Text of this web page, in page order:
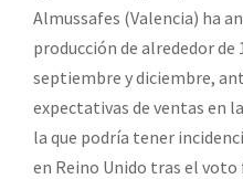
Almussafes (Valencia) ha
producción de alrededor de
septiembre y diciembre,
expectativas de ventas en
la que podría tener
en Reino Unido tras el voto